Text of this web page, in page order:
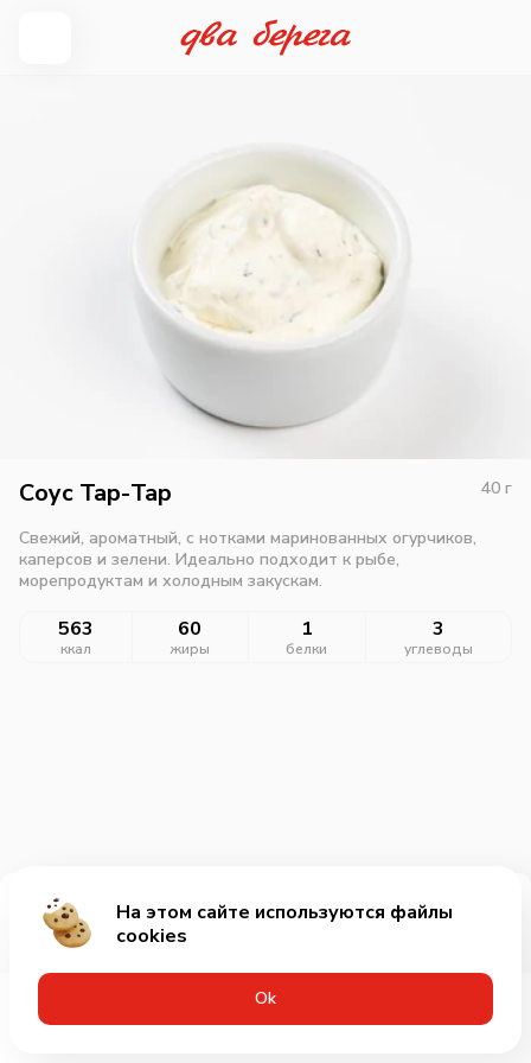
Соус Тар-Тар 40 г
Свежий, ароматный, с нотками маринованных огурчиков,
каперсов и зелени. Идеально подходит к рыбе,
морепродуктам и холодным закускам.
563
ккал
60
жиры
1
белки
3
углеводы
Добавить за 85₽
На этом сайте используются файлы
cookies
Оk